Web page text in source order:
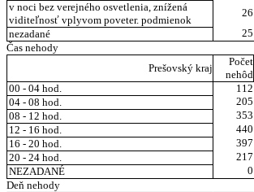
v noci bez verejného osvetlenia, znížená
viditeľnosť vplyvom poveter. podmienok
26
nezadané
25
Čas nehody
Prešovský kraj
Počet
nehôd
00 - 04 hod.
112
04 - 08 hod.
205
08 - 12 hod.
353
12 - 16 hod.
440
16 - 20 hod.
397
20 - 24 hod.
217
NEZADANÉ
0
Deň nehody